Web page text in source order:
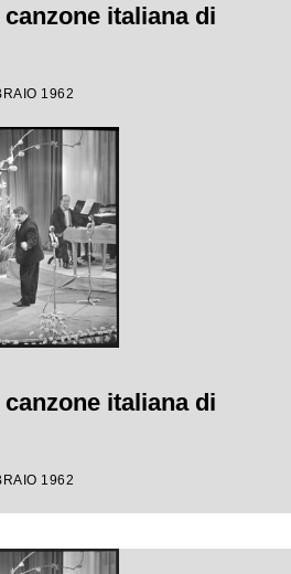
italiana di
1962
italiana di
1962